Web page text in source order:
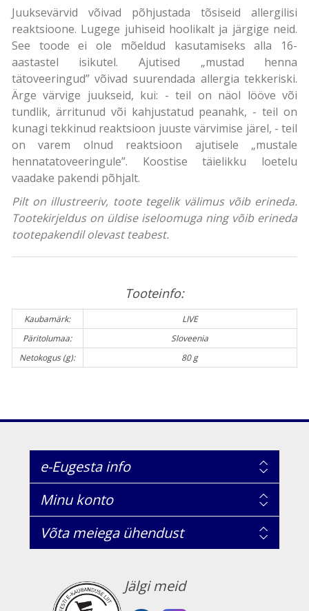
Juuksevärvid võivad põhjustada tõsiseid allergilisi
reaktsioone. Lugege juhiseid hoolikalt ja järgige neid.
See toode ei ole mõeldud kasutamiseks alla 16-
aastastel isikutel. Ajutised „mustad henna
tätoveeringud” võivad suurendada allergia tekkeriski.
Ärge värvige juukseid, kui: - teil on näol lööve või
tundlik, ärritunud või kahjustatud peanahk, - teil on
kunagi tekkinud reaktsioon juuste värvimise järel, - teil
on varem olnud reaktsioon ajutisele „mustale
hennatatoveeringule”. Koostise täielikku loetelu
vaadake pakendi põhjalt.
Pilt on illustreeriv, toote tegelik välimus võib erineda.
Tootekirjeldus on üldise iseloomuga ning võib erineda
tootepakendil olevast teabest.
Tooteinfo:
Kaubamärk:
LIVE
Päritolumaa:
Sloveenia
Netokogus (g):
80 g
e-Eugesta info
Minu konto
Võta meiega ühendust
Jälgi meid